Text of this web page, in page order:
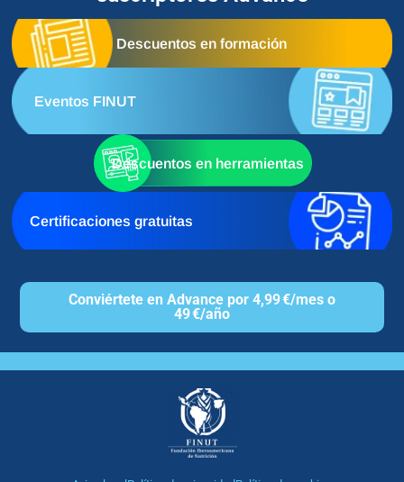
Descuentos en formación
Eventos FINUT
Descuentos en herramientas
Certificaciones gratuitas
Conviértete en Advance por 4,99 €/mes o
49 €/año